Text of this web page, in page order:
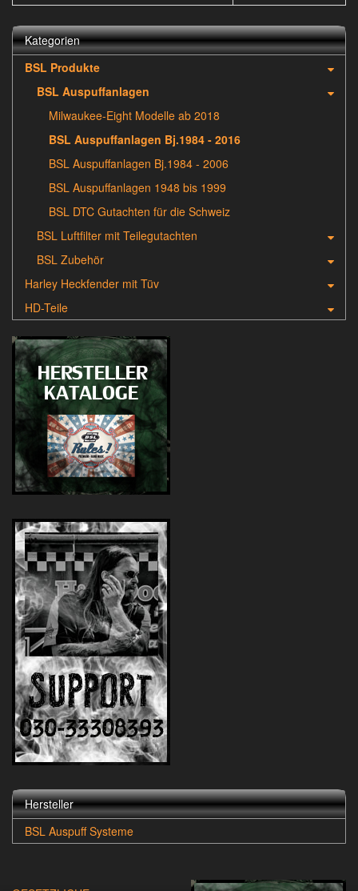
Kategorien
BSL Produkte
BSL Auspuffanlagen
Milwaukee-Eight Modelle ab 2018
BSL Auspuffanlagen Bj.1984 - 2016
BSL Auspuffanlagen Bj.1984 - 2006
BSL Auspuffanlagen 1948 bis 1999
BSL DTC Gutachten für die Schweiz
BSL Luftfilter mit Teilegutachten
BSL Zubehör
Harley Heckfender mit Tüv
HD-Teile
Hersteller
BSL Auspuff Systeme